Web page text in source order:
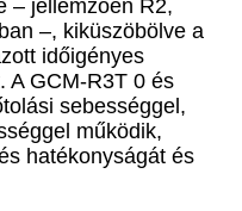
– jellemzően R2,
–, kiküszöbölve a
időigényes
A GCM-R3T 0 és
sebességgel,
működik,
hatékonyságát és